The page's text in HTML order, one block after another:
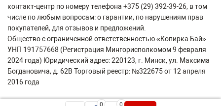
0 0
контакт-центр по номеру телефона +375 (29) 392-39-26, в том
числе по любым вопросам: о гарантии, по нарушениям прав
покупателей, для отзывов и предложений.
Общество с ограниченной ответственностью «Копирка Бай»
УНП 191757668 (Регистрация Мингорисполкомом 9 февраля
2024 года) Юридический адрес: 220123, г. Минск, ул. Максима
Богдановича, д. 62В Торговый реестр: №322675 от 12 апреля
2016 года